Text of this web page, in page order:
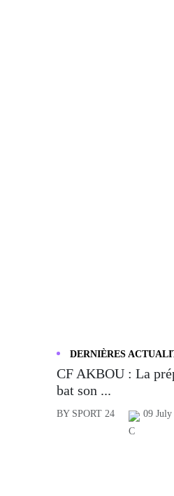
DERNIÈRES
CF AKBOU : La
bat son ...
BY SPORT 24 09 July